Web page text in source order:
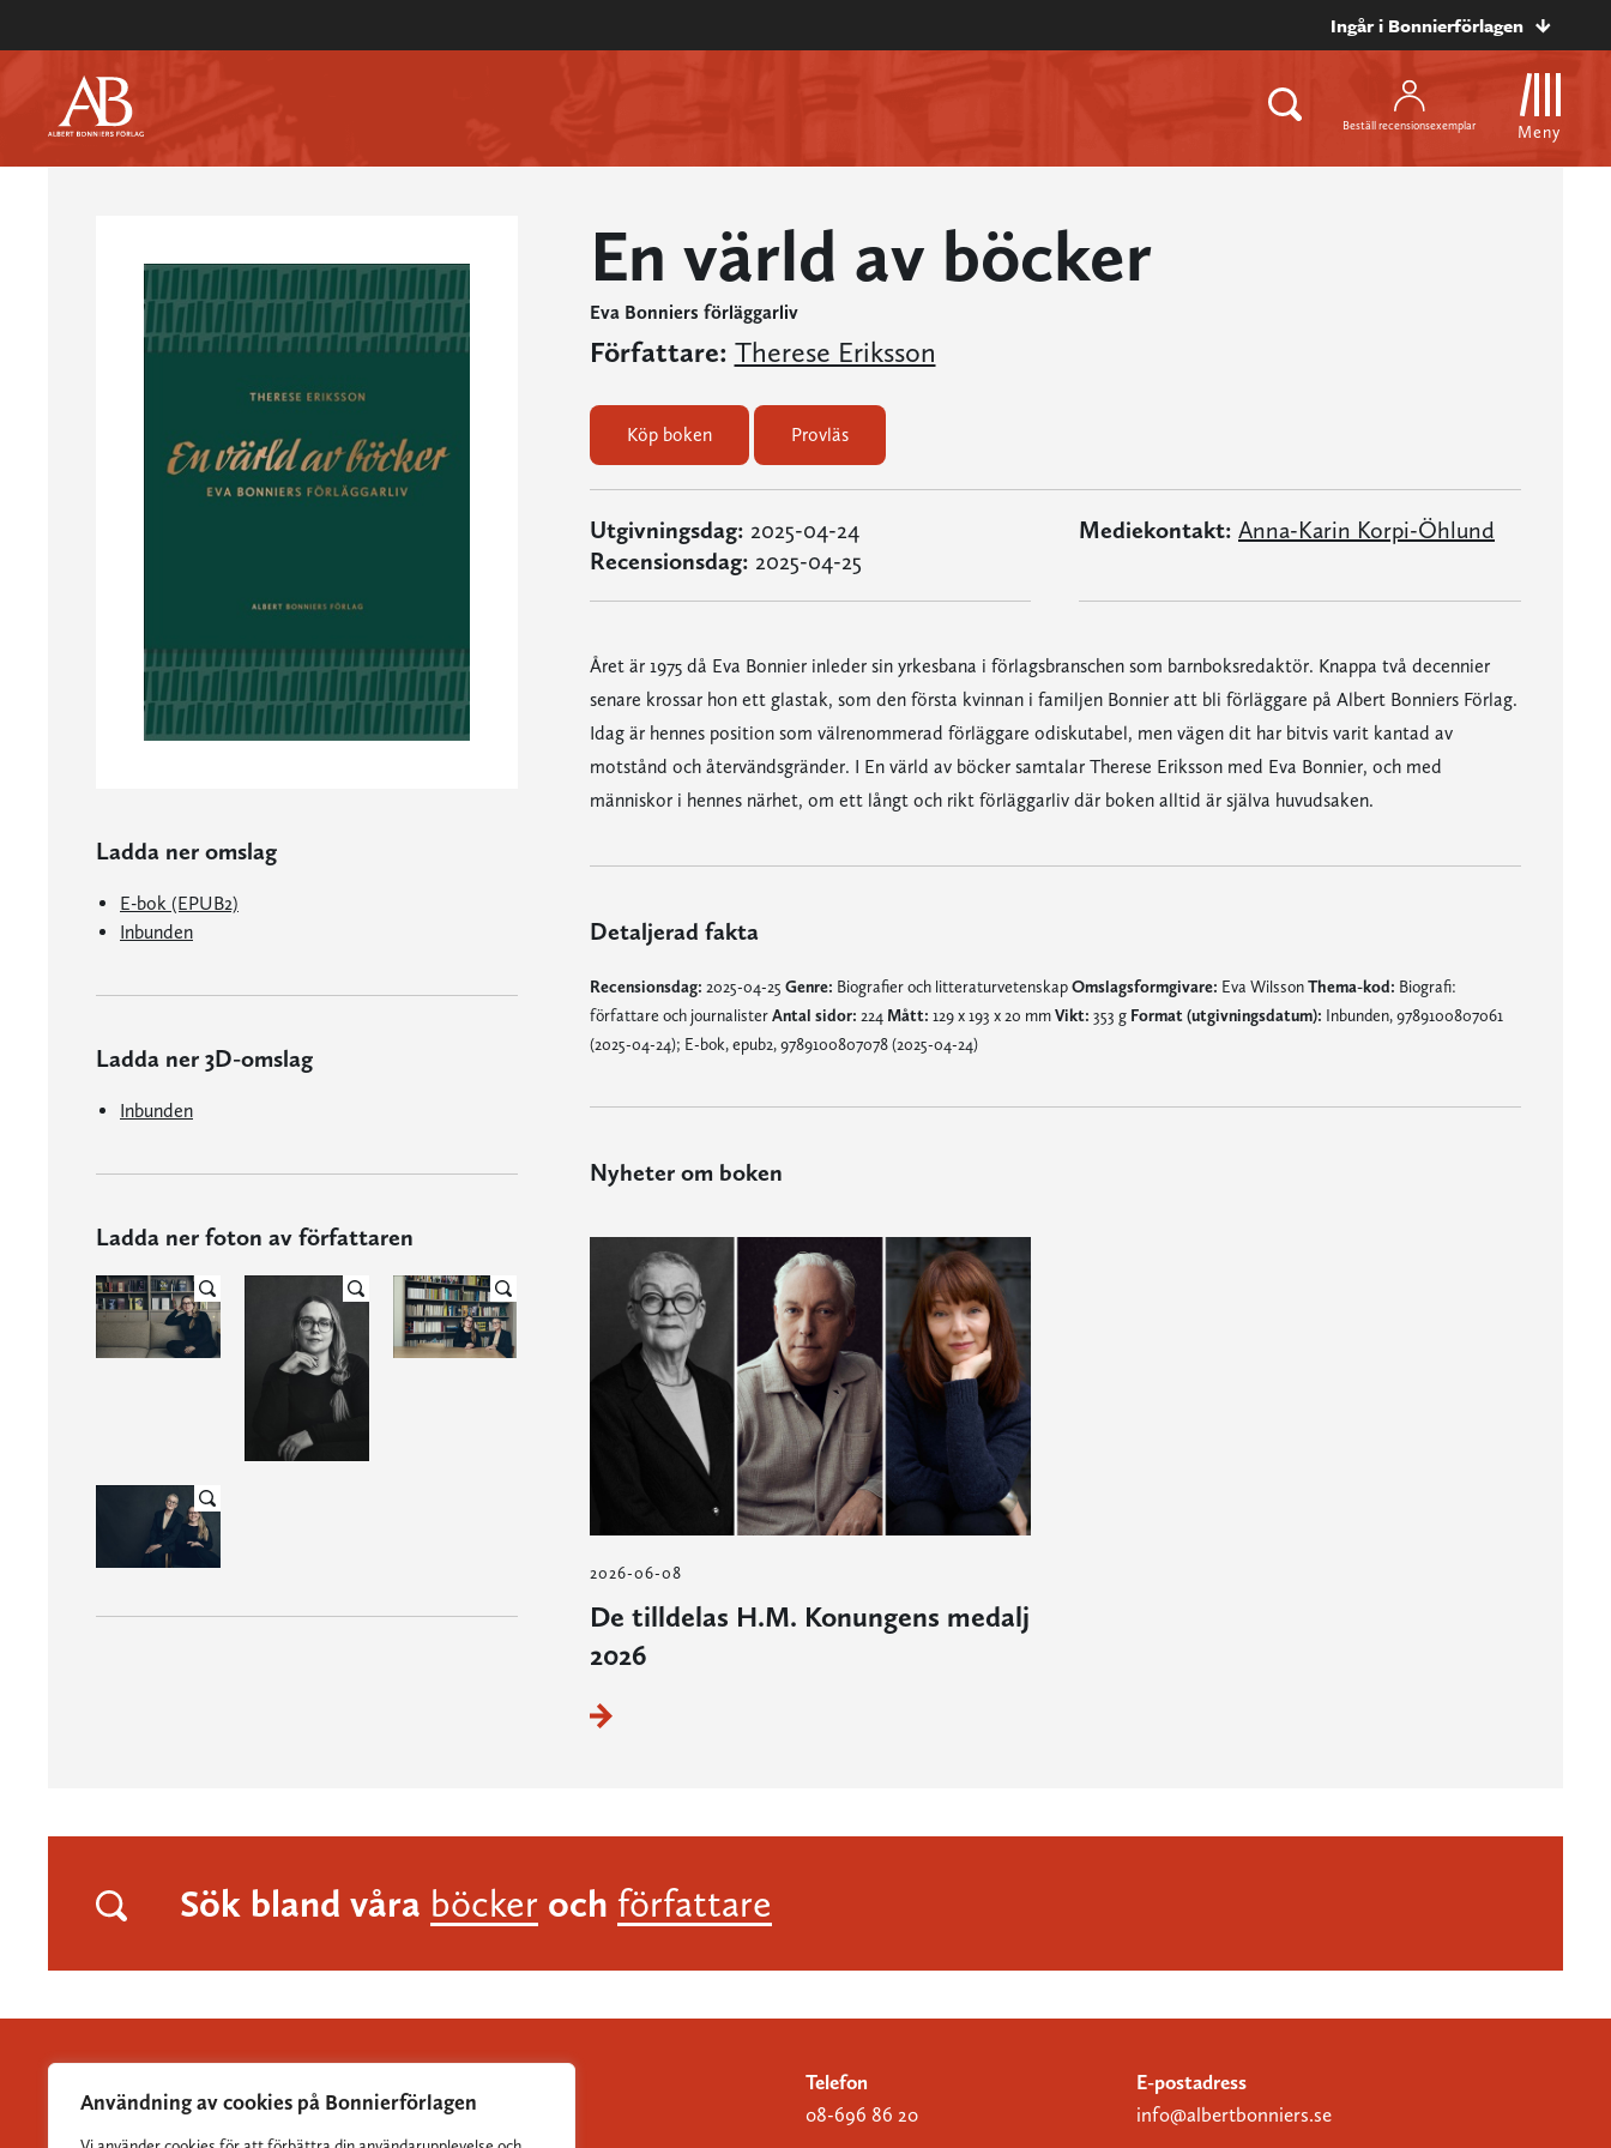
Användning av cookies på Bonnierförlagen
Ingår i Bonnierförlagen
Beställ recensionsexemplar Meny
Ladda ner omslag
E-bok (EPUB2)
Inbunden
Ladda ner 3D-omslag
Inbunden
Ladda ner foton av författaren
En värld av böcker
Eva Bonniers förläggarliv
Författare: Therese Eriksson
Köp boken Provläs
Utgivningsdag: 2025-04-24
Recensionsdag: 2025-04-25
Mediekontakt: Anna-Karin Korpi-Öhlund
Året är 1975 då Eva Bonnier inleder sin yrkesbana i förlagsbranschen som barnboksredaktör. Knappa två decennier
senare krossar hon ett glastak, som den första kvinnan i familjen Bonnier att bli förläggare på Albert Bonniers Förlag.
Idag är hennes position som välrenommerad förläggare odiskutabel, men vägen dit har bitvis varit kantad av
motstånd och återvändsgränder. I En värld av böcker samtalar Therese Eriksson med Eva Bonnier, och med
människor i hennes närhet, om ett långt och rikt förläggarliv där boken alltid är själva huvudsaken.
Detaljerad fakta
Recensionsdag: 2025-04-25 Genre: Biografier och litteraturvetenskapOmslagsformgivare: Eva WilssonThema-kod: Biografi:
författare och journalisterAntal sidor: 224 Mått: 129 x 193 x 20 mmVikt: 353 g Format (utgivningsdatum): Inbunden, 9789100807061
(2025-04-24); E-bok, epub2, 9789100807078 (2025-04-24)
Nyheter om boken
2026-06-08
De tilldelas H.M. Konungens medalj
2026
Sök bland våra böcker och författare
Telefon
08-696 86 20
E-postadress
info@albertbonniers.se